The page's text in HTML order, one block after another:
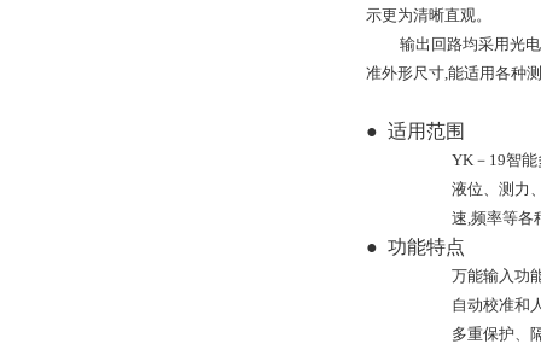
示更为清晰直观。
输出回路均采用光
准外形尺寸,能适用各种
● 适用范围
YK－19智
液位、测力
速,频率等各
● 功能特点
万能输入功
自动校准和
多重保护、